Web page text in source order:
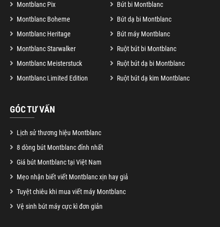
Montblanc Pix
Bút bi Montblanc
Montblanc Boheme
Bút dạ bi Montblanc
Montblanc Heritage
Bút máy Montblanc
Montblanc Starwalker
Ruột bút bi Montblanc
Montblanc Meisterstuck
Ruột bút dạ bi Montblanc
Montblanc Limited Edition
Ruột bút dạ kim Montblanc
GÓC TƯ VẤN
Lịch sử thương hiệu Montblanc
8 dòng bút Montblanc đỉnh nhất
Giá bút Montblanc tại Việt Nam
Mẹo nhận biết viết Montblanc xịn hay giả
Tuyệt chiêu khi mua viết máy Montblanc
Vệ sinh bút máy cực kì đơn giản